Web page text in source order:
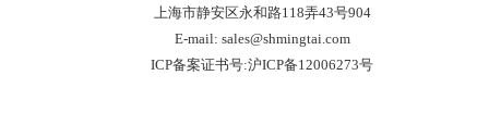
上海市静安区永和路118弄43号904
E-mail: sales@shmingtai.com
ICP备案证书号:沪ICP备12006273号